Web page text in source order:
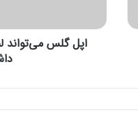
ت
د
اپل گلس می‌تواند